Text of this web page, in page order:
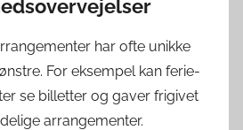
har ofte unikke
For eksempel kan ferie-
se billetter og gaver frigivet
arrangementer.